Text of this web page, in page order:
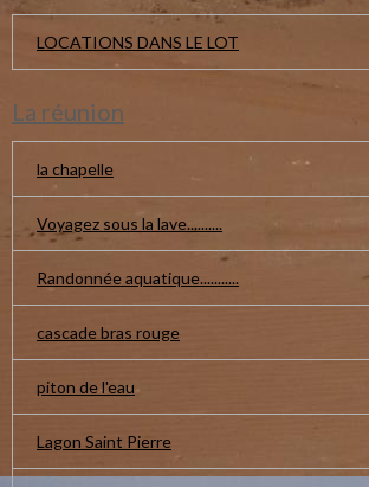
LOCATIONS DANS LE LOT
La réunion
la chapelle
Voyagez sous la lave..........
Randonnée aquatique...........
cascade bras rouge
piton de l'eau
Lagon Saint Pierre